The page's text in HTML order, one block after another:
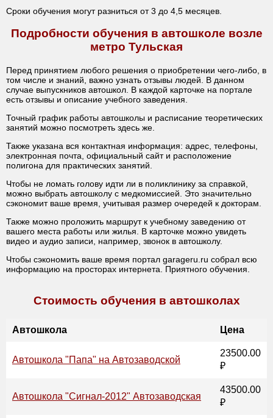
Сроки обучения могут разниться от 3 до 4,5 месяцев.
Подробности обучения в автошколе возле
метро Тульская
Перед принятием любого решения о приобретении чего-либо, в
том числе и знаний, важно узнать отзывы людей. В данном
случае выпускников автошкол. В каждой карточке на портале
есть отзывы и описание учебного заведения.
Точный график работы автошколы и расписание теоретических
занятий можно посмотреть здесь же.
Также указана вся контактная информация: адрес, телефоны,
электронная почта, официальный сайт и расположение
полигона для практических занятий.
Чтобы не ломать голову идти ли в поликлинику за справкой,
можно выбрать автошколу с медкомиссией. Это значительно
сэкономит ваше время, учитывая размер очередей к докторам.
Также можно проложить маршрут к учебному заведению от
вашего места работы или жилья. В карточке можно увидеть
видео и аудио записи, например, звонок в автошколу.
Чтобы сэкономить ваше время портал garageru.ru собрал всю
информацию на просторах интернета. Приятного обучения.
Стоимость обучения в автошколах
Автошкола Цена
Автошкола "Папа" на Автозаводской
23500.00
₽
Автошкола "Сигнал-2012" Автозаводская
43500.00
₽